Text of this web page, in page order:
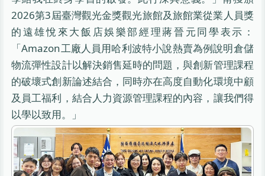
2026第3屆臺灣觀光金獎觀光旅館及旅館業從業人員獎
的遠雄悅來大飯店娛樂部經理蔣晉元同學表示：
「Amazon工廠人員用哈利波特小說熱賣為例說明倉儲
物流彈性設計以解決銷售延時的問題，與創新管理課程
的破壞式創新論述結合，同時亦在高度自動化環境中顧
及員工福利，結合人力資源管理課程的內容，讓我們得
以學以致用。」